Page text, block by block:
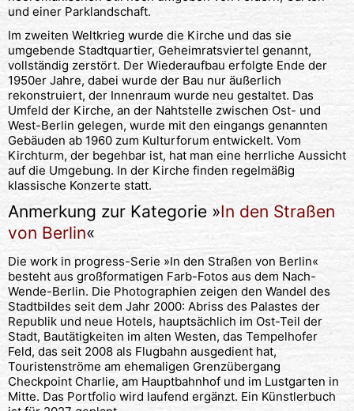
und einer Parklandschaft.
Im zweiten Weltkrieg wurde die Kirche und das sie
umgebende Stadtquartier, Geheimratsviertel genannt,
vollständig zerstört. Der Wiederaufbau erfolgte Ende der
1950er Jahre, dabei wurde der Bau nur äußerlich
rekonstruiert, der Innenraum wurde neu gestaltet. Das
Umfeld der Kirche, an der Nahtstelle zwischen Ost- und
West-Berlin gelegen, wurde mit den eingangs genannten
Gebäuden ab 1960 zum Kulturforum entwickelt. Vom
Kirchturm, der begehbar ist, hat man eine herrliche Aussicht
auf die Umgebung. In der Kirche finden regelmäßig
klassische Konzerte statt.
Anmerkung zur Kategorie »In den Straßen
von Berlin«
Die work in progress-Serie »In den Straßen von Berlin«
besteht aus großformatigen Farb-Fotos aus dem Nach-
Wende-Berlin. Die Photographien zeigen den Wandel des
Stadtbildes seit dem Jahr 2000: Abriss des Palastes der
Republik und neue Hotels, hauptsächlich im Ost-Teil der
Stadt, Bautätigkeiten im alten Westen, das Tempelhofer
Feld, das seit 2008 als Flugbahn ausgedient hat,
Touristenströme am ehemaligen Grenzübergang
Checkpoint Charlie, am Hauptbahnhof und im Lustgarten in
Mitte. Das Portfolio wird laufend ergänzt. Ein Künstlerbuch